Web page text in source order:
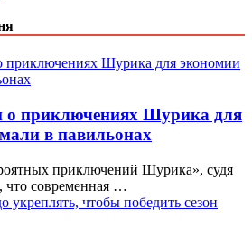
приключениях Шурика для
в павильонах
приключений Шурика», судя
что современная …